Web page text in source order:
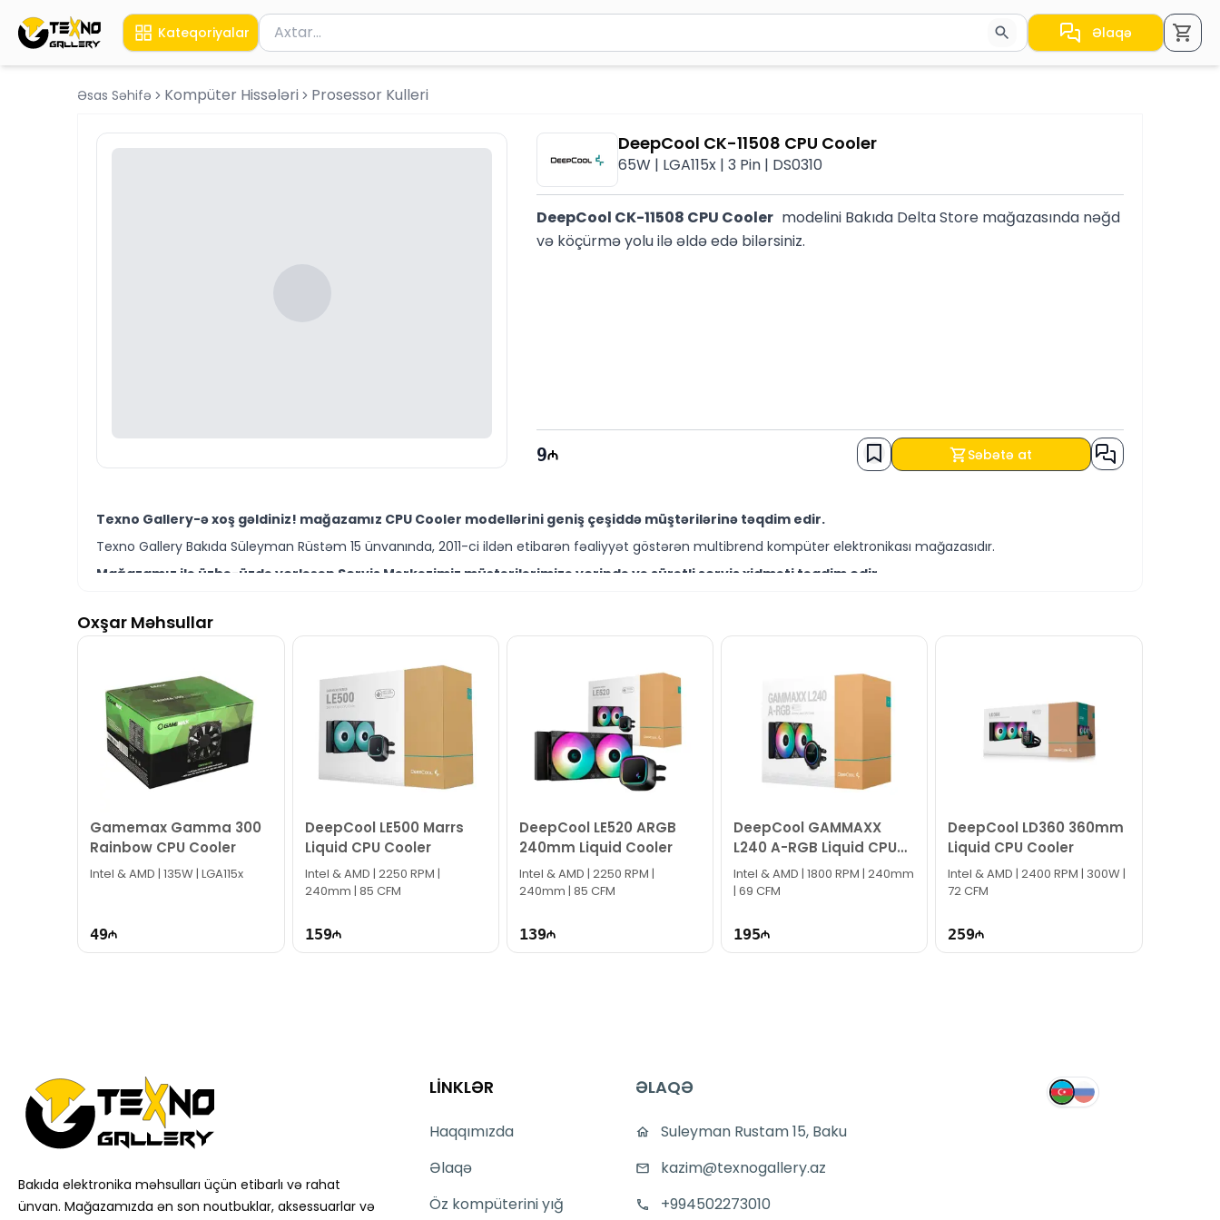
Kateqoriyalar Məhsul axtar
Axtarış üçün ən azı 2 simvol yazın. Göndərmək üçün Enter düyməsini basın və ya nəticələr arasında keçid etmək üçün ox
Əlaqə
Əsas Səhifə Kompüter Hissələri Prosessor Kulleri
DeepCool CK-11508 CPU Cooler
65W | LGA115x | 3 Pin | DS0310
DeepCool CK-11508 CPU Cooler modelini Bakıda Delta Store mağazasında nəğd
və köçürmə yolu ilə əldə edə bilərsiniz.
9 Səbətə at
Texno Gallery-ə xoş gəldiniz! mağazamız CPU Cooler modellərini geniş çeşiddə müştərilərinə təqdim edir.
Texno Gallery Bakıda Süleyman Rüstəm 15 ünvanında, 2011-ci ildən etibarən fəaliyyət göstərən multibrend kompüter elektronikası mağazasıdır.
Mağazamız ilə üzbə-üzdə yerləşən Servis Mərkəzimiz müştərilərimizə yerində və sürətli servis xidməti təqdim edir.
DeepCool CK-11508 CPU Cooler modelini Bakıda sərfəli qiymətə NƏĞD, KÖÇÜRMƏ həmçinin KREDİT şərtləri ilə əldə edə bilərsiniz.
İstər CPU Cooler modelləri istərsə də digər brend məhsullarla bağlı suallarınızı saytımız vasitəsilə bizə yaza bilərsiniz.
Seçim etməkdə məsləhətə ehtiyacınız varsa təcrübəli mütəxəssislərimiz hər gün 10:00-19:00 saatlarında aktivdir.
DeepCool CK-11508 CPU Cooler modeli ilə bağlı bütün suallarınızı saytımızın canlı dəstək xəttində cavablandırmağa hər daim hazırıq.
İş saatlarından kənar vaxtlarda əlaqə qurmaq üçün email ilə qeydiyyat edə və ya WhatsApp nömrəmizə mesaj göndərə bilərsiniz.
Bizə maraq göstərdiyiniz üçün təşəkkür edirik!
Oxşar Məhsullar
Gamemax Gamma 300
Rainbow CPU Cooler
Intel & AMD | 135W | LGA115x
49
DeepCool LE500 Marrs
Liquid CPU Cooler
Intel & AMD | 2250 RPM |
240mm | 85 CFM
159
DeepCool LE520 ARGB
240mm Liquid Cooler
Intel & AMD | 2250 RPM |
240mm | 85 CFM
139
DeepCool GAMMAXX
L240 A-RGB Liquid CPU
Cooler
Intel & AMD | 1800 RPM | 240mm
| 69 CFM
195
DeepCool LD360 360mm
Liquid CPU Cooler
Intel & AMD | 2400 RPM | 300W |
72 CFM
259
Bakıda elektronika məhsulları üçün etibarlı və rahat
ünvan. Mağazamızda ən son noutbuklar, aksessuarlar və
LİNKLƏR
Haqqımızda
Əlaqə
Öz kompüterini yığ
ƏLAQƏ
Suleyman Rustam 15, Baku
kazim@texnogallery.az
+994502273010